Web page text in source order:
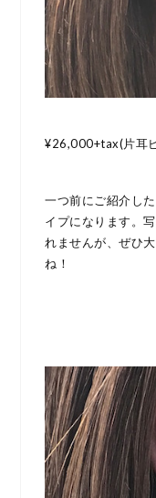
¥26,000+tax(片耳
一つ前にご紹介し
イプになります。
れませんが、ぜひ
ね！